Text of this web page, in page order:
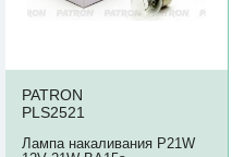
PATRON
PLS2521
Лампа накаливания P21W